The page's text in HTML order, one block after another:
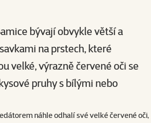
bývají obvykle větší a
na prstech, které
velké, výrazně červené oči se
pruhy s bílými nebo
náhle odhalí své velké červené oči,